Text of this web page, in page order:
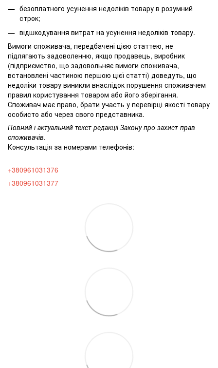
безоплатного усунення недоліків товару в розумний
строк;
відшкодування витрат на усунення недоліків товару.
Вимоги споживача, передбачені цією статтею, не
підлягають задоволенню, якщо продавець, виробник
(підприємство, що задовольняє вимоги споживача,
встановлені частиною першою цієї статті) доведуть, що
недоліки товару виникли внаслідок порушення споживачем
правил користування товаром або його зберігання.
Споживач має право, брати участь у перевірці якості товару
особисто або через свого представника.
Повний і актуальний текст редакціїЗакону про захист прав
споживачів.
Консультація за номерами телефонів:
+380961031376
+380961031377